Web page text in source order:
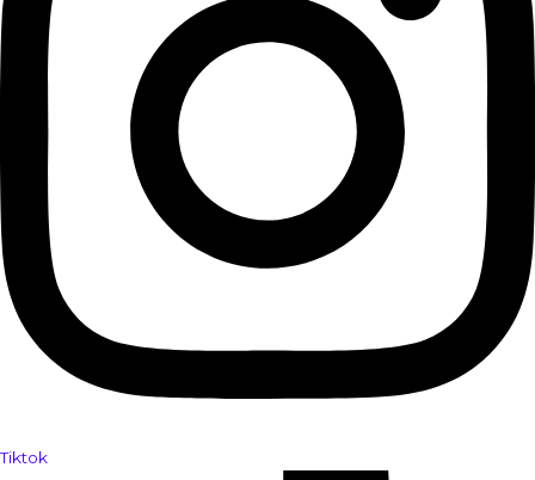
Tiktok